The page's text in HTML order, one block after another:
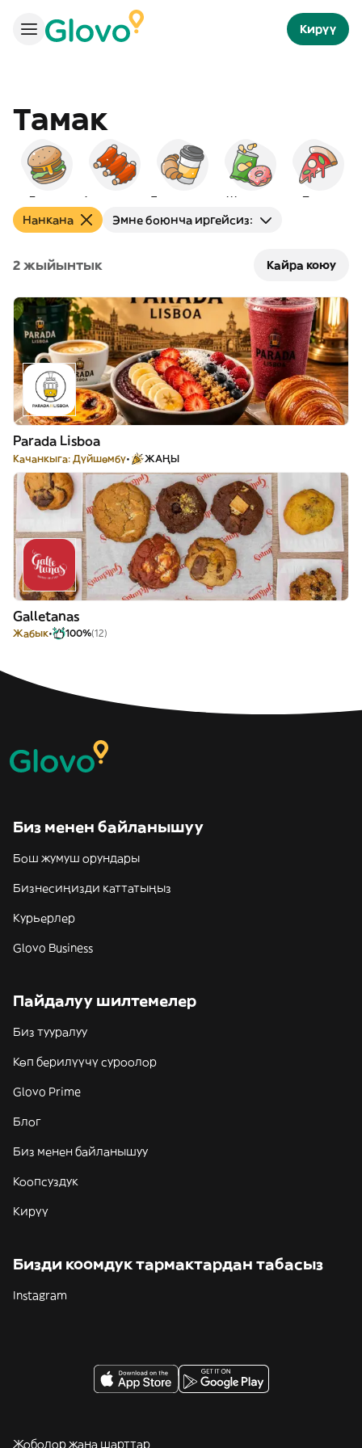
Кирүү
Тамак
Бургер Америкалык Таңкы тамак Шам-шум Пицца
Нанкана Эмне боюнча иргейсиз:
2 жыйынтык Кайра коюу
Parada Lisboa
Качанкыга: Дүйшөмбү ЖАҢЫ
Galletanas
Жабык 100%(12)
Биз менен байланышуу
Бош жумуш орундары
Бизнесиңизди каттатыңыз
Курьерлер
Glovo Business
Пайдалуу шилтемелер
Биз тууралуу
Көп берилүүчү суроолор
Glovo Prime
Блог
Биз менен байланышуу
Коопсуздук
Кирүү
Бизди коомдук тармактардан табасыз
Instagram
Жоболор жана шарттар